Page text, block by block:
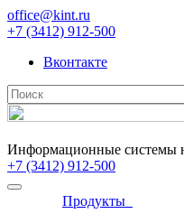
office@kint.ru
+7 (3412) 912-500
Вконтакте
Информационные системы
+7 (3412) 912-500
Продукты